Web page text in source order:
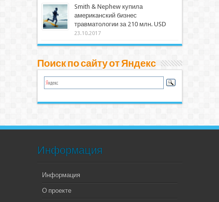
Smith & Nephew купила
американский бизнес
травматологии за 210 млн. USD
23.10.2017
Поиск по сайту от Яндекс
Информация
Информация
О проекте